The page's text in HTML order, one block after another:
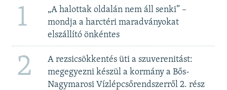
1
„A halottak oldalán nem áll senki” –
mondja a harctéri maradványokat
elszállító önkéntes
2
A rezsicsökkentés üti a szuverenitást:
megegyezni készül a kormány a Bős-
Nagymarosi Vízlépcsőrendszerről 2. rész